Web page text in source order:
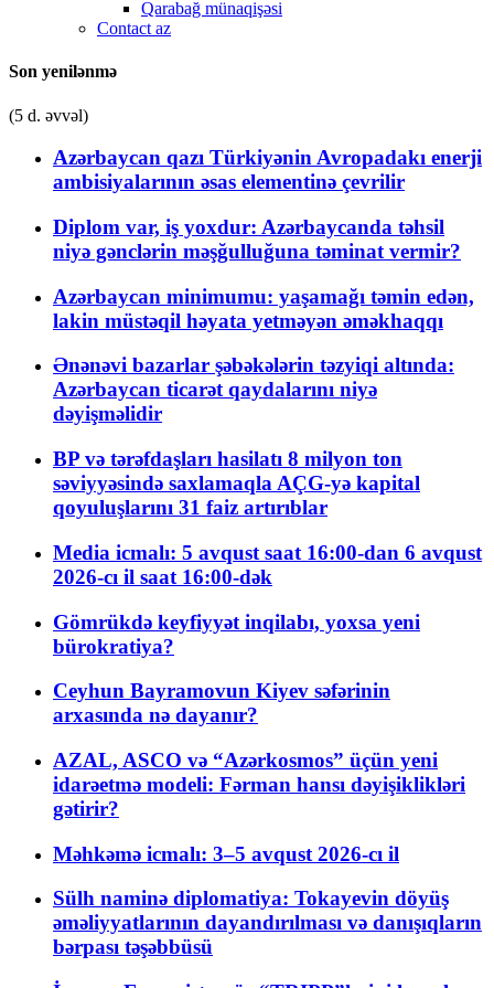
Qarabağ münaqişəsi
Contact az
Son yenilənmə
(5 d. əvvəl)
Azərbaycan qazı Türkiyənin Avropadakı enerji
ambisiyalarının əsas elementinə çevrilir
Diplom var, iş yoxdur: Azərbaycanda təhsil
niyə gənclərin məşğulluğuna təminat vermir?
Azərbaycan minimumu: yaşamağı təmin edən,
lakin müstəqil həyata yetməyən əməkhaqqı
Ənənəvi bazarlar şəbəkələrin təzyiqi altında:
Azərbaycan ticarət qaydalarını niyə
dəyişməlidir
BP və tərəfdaşları hasilatı 8 milyon ton
səviyyəsində saxlamaqla AÇG-yə kapital
qoyuluşlarını 31 faiz artırıblar
Media icmalı: 5 avqust saat 16:00-dan 6 avqust
2026-cı il saat 16:00-dək
Gömrükdə keyfiyyət inqilabı, yoxsa yeni
bürokratiya?
Ceyhun Bayramovun Kiyev səfərinin
arxasında nə dayanır?
AZAL, ASCO və “Azərkosmos” üçün yeni
idarəetmə modeli: Fərman hansı dəyişiklikləri
gətirir?
Məhkəmə icmalı: 3–5 avqust 2026-cı il
Sülh naminə diplomatiya: Tokayevin döyüş
əməliyyatlarının dayandırılması və danışıqların
bərpası təşəbbüsü